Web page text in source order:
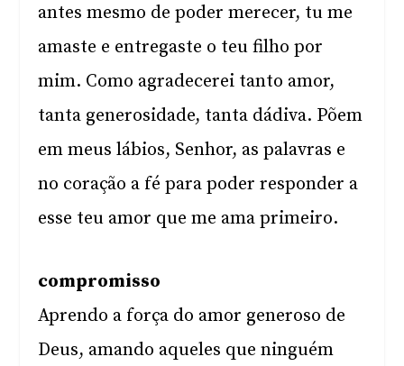
antes mesmo de poder merecer, tu me
amaste e entregaste o teu filho por
mim. Como agradecerei tanto amor,
tanta generosidade, tanta dádiva. Põem
em meus lábios, Senhor, as palavras e
no coração a fé para poder responder a
esse teu amor que me ama primeiro.
compromisso
Aprendo a força do amor generoso de
Deus, amando aqueles que ninguém